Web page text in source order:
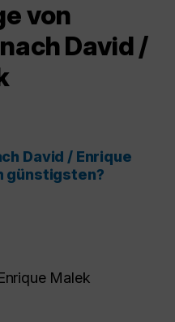
von
David /
David / Enrique
günstigsten?
Malek